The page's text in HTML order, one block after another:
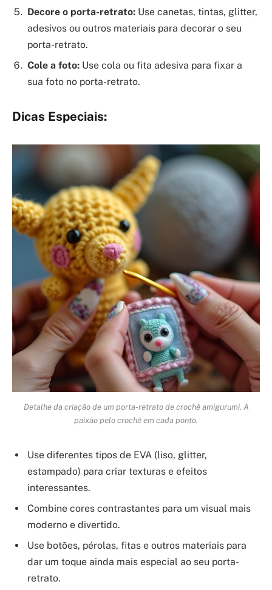
Decore o porta-retrato: Use canetas, tintas, glitter,
adesivos ou outros materiais para decorar o seu
porta-retrato.
Cole a foto: Use cola ou fita adesiva para fixar a
sua foto no porta-retrato.
Dicas Especiais:
Detalhe da criação de um porta-retrato de crochê amigurumi. A
paixão pelo crochê em cada ponto.
Use diferentes tipos de EVA (liso, glitter,
estampado) para criar texturas e efeitos
interessantes.
Combine cores contrastantes para um visual mais
moderno e divertido.
Use botões, pérolas, fitas e outros materiais para
dar um toque ainda mais especial ao seu porta-
retrato.